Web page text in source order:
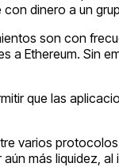
dinero a un
son con
Ethereum. Sin
que las
varios
más liquidez,